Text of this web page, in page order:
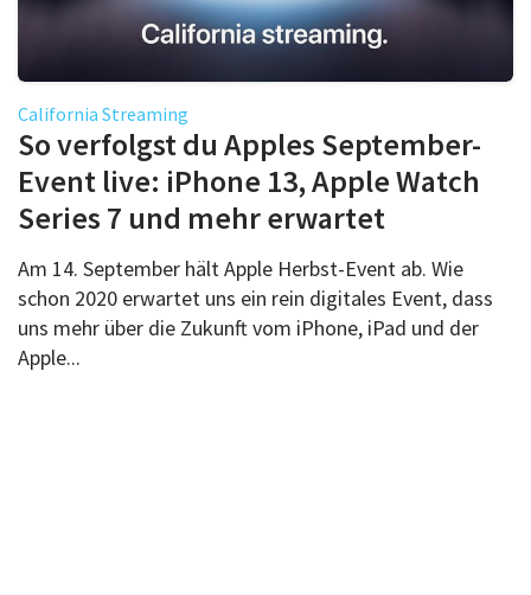
California Streaming
So verfolgst du Apples September-
Event live: iPhone 13, Apple Watch
Series 7 und mehr erwartet
Am 14. September hält Apple Herbst-Event ab. Wie
schon 2020 erwartet uns ein rein digitales Event, dass
uns mehr über die Zukunft vom iPhone, iPad und der
Apple...